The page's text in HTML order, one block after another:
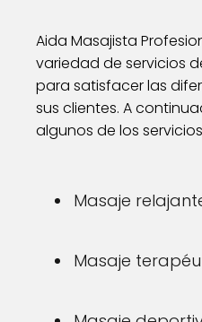
Aida Masajista
variedad de servicios
para satisfacer las
sus clientes. A
algunos de los
Masaje
Masaje